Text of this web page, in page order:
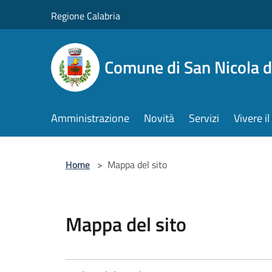
Regione Calabria
Comune di San Nicola
Amministrazione Novità Servizi Vivere
Home > Mappa del sito
Mappa del sito